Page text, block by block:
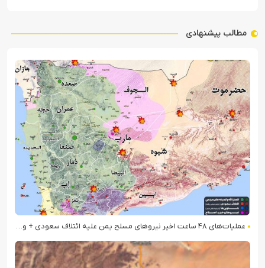
مطالب پیشنهادی
عملیات‌های ۴۸ ساعت اخیر نیروهای مسلح یمن علیه ائتلاف سعودی + ویدیو